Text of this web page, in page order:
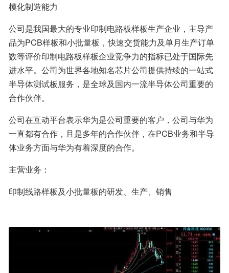
模化制造能力
公司是我国最大的专业印制电路板样板生产企业，主导产
品为PCB样板和小批量板，快速交货能力及单月生产订单
数等评价印制电路板样板企业竞争力的指标已处于国际先
进水平。公司为世界各地知名芯片公司提供持续的一站式
半导体测试板服务，是全球及国内一流半导体公司重要的
合作伙伴。
公司在互动平台表示华为是公司重要的客户，公司与华为
一直都有合作，且是多年的合作伙伴，在PCB业务和半导
体业务方面与华为有着深度的合作。
主营业务：
印制线路样板及小批量板的研发、生产、销售